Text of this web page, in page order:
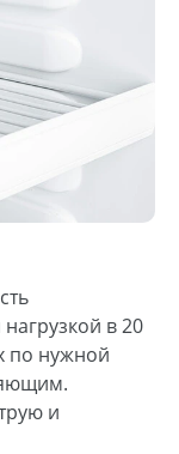
в 20
по нужной
и